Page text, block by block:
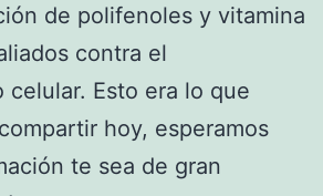
de polifenoles y vitamina
contra el
celular. Esto era lo que
hoy, esperamos
te sea de gran